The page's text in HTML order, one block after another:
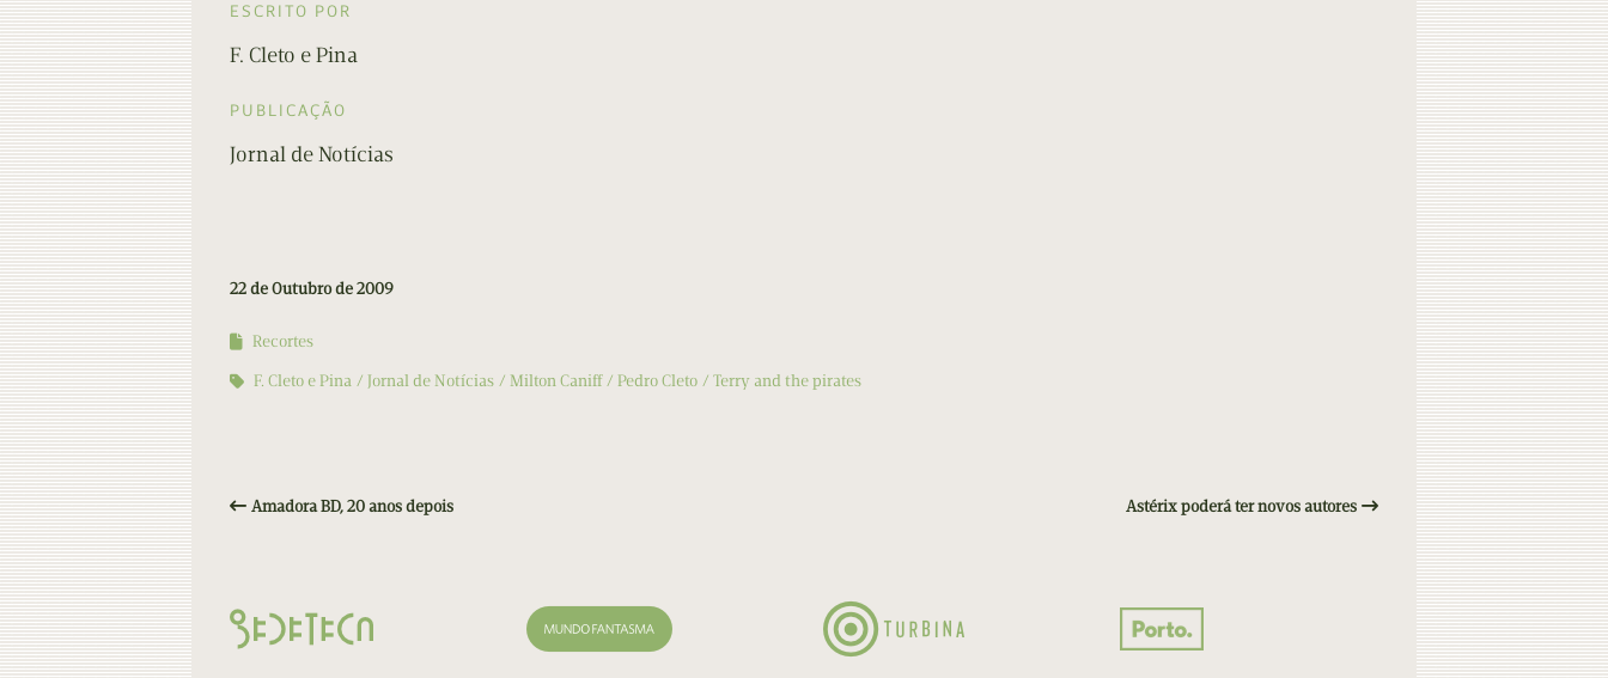
ESCRITO POR
F. Cleto e Pina
PUBLICAÇÃO
Jornal de Notícias
22 de Outubro de 2009
Recortes
F. Cleto e Pina
Jornal de Notícias Milton Caniff Pedro Cleto Terry and the pirates
Amadora BD, 20 anos depois Astérix poderá ter novos autores